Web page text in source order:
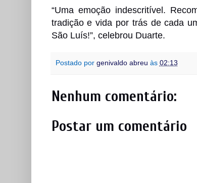
“Uma emoção indescritível.
tradição e vida por trás de cada
São Luís!”, celebrou Duarte.
Postado por genivaldo abreu às 02:13
Nenhum comentário:
Postar um comentário